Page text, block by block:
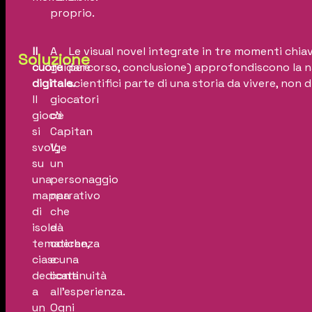
proprio.
Soluzione
Il
cuore
digitale.
Il
gioco
si
svolge
su
una
mappa
di
isole
tematiche,
ciascuna
dedicata
a
un
A
guidare
i
giocatori
c’è
Capitan
V,
un
personaggio
narrativo
che
dà
coerenza
e
continuità
all’esperienza.
Ogni
Le visual novel integrate in tre momenti
percorso, conclusione) approfondiscono la
scientifici parte di una storia da vivere, non